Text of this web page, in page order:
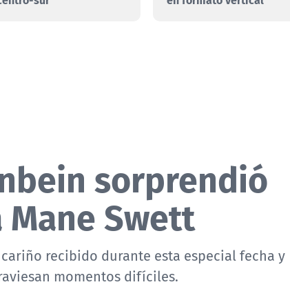
sorprendió
Swett
recibido durante esta especial fecha y
momentos difíciles.